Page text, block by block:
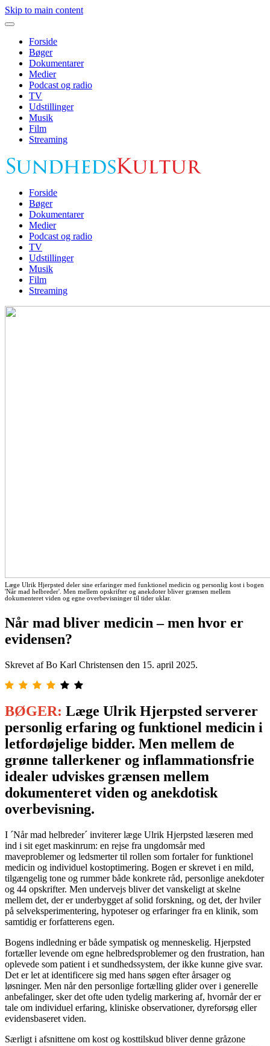
Skip to main content
Forside
Bøger
Dokumentarer
Medier
Podcast og radio
TV
Udstillinger
Musik
Film
Streaming
Forside
Bøger
Dokumentarer
Medier
Podcast og radio
TV
Udstillinger
Musik
Film
Streaming
Læge Ulrik Hjerpsted deler sine erfaringer med funktionel medicin og personlig kost i bogen
'Når mad helbreder'. Men mellem opskrifter og anekdoter bliver grænsen mellem
dokumenteret viden og egne overbevisninger til tider uklar.
Når mad bliver medicin – men hvor er
evidensen?
Skrevet af Bo Karl Christensen den 15. april 2025.
BØGER: Læge Ulrik Hjerpsted serverer
personlig erfaring og funktionel medicin i
letfordøjelige bidder. Men mellem de
grønne tallerkener og inflammationsfrie
idealer udviskes grænsen mellem
dokumenteret viden og anekdotisk
overbevisning.
I ´Når mad helbreder´ inviterer læge Ulrik Hjerpsted læseren med
ind i sit eget maskinrum: en rejse fra ungdomsår med
maveproblemer og ledsmerter til rollen som fortaler for funktionel
medicin og individuel kostoptimering. Bogen er skrevet i en mild,
tilgængelig tone og rummer både konkrete råd, personlige anekdoter
og 44 opskrifter. Men undervejs bliver det vanskeligt at skelne
mellem det, der er underbygget af solid forskning, og det, der hviler
på selveksperimentering, hypoteser og erfaringer fra en klinik, som
samtidig er forfatterens egen.
Bogens indledning er både sympatisk og menneskelig. Hjerpsted
fortæller levende om egne helbredsproblemer og den frustration, han
oplevede som patient i et sundhedssystem, der ikke kunne give svar.
Det er let at identificere sig med hans søgen efter årsager og
løsninger. Men når den personlige fortælling glider over i generelle
anbefalinger, sker det ofte uden tydelig markering af, hvornår der er
tale om individuel erfaring, kliniske observationer, dyreforsøg eller
evidensbaseret viden.
Særligt i afsnittene om kost og kosttilskud bliver denne gråzone